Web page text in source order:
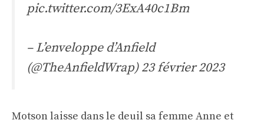
pic.twitter.com/3ExA40c1Bm
– L’enveloppe d’Anfield
(@TheAnfieldWrap)23 février 2023
Motson laisse dans le deuil sa femme Anne et